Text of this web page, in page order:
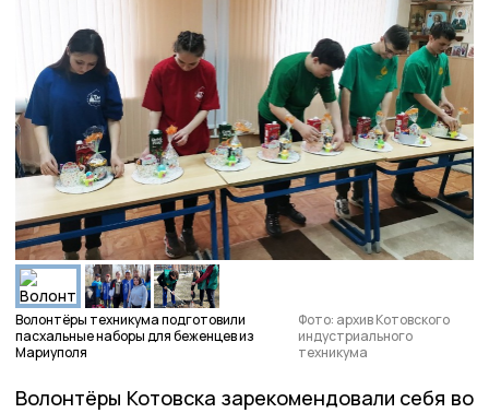
Волонтёры техникума подготовили
пасхальные наборы для беженцев из
Мариуполя
Фото: архив Котовского
индустриального
техникума
Волонтёры Котовска зарекомендовали себя во